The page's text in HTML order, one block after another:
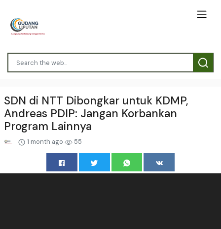
SDN di NTT Dibongkar untuk KDMP,
Andreas PDIP: Jangan Korbankan
Program Lainnya
1 month ago 55